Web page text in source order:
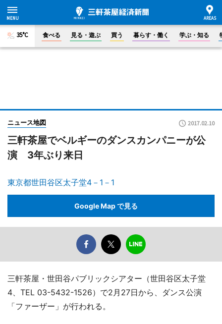
35°C 食べる 見る・遊ぶ 買う 暮らす・働く 学ぶ・知る
ニュース地図 2017.02.10
三軒茶屋でベルギーのダンスカンパニーが公
演 3年ぶり来日
東京都世田谷区太子堂4－1－1
Google Map で見る
三軒茶屋・世田谷パブリックシアター（世田谷区太子堂
4、TEL 03-5432-1526）で2月27日から、ダンス公演
「ファーザー」が行われる。